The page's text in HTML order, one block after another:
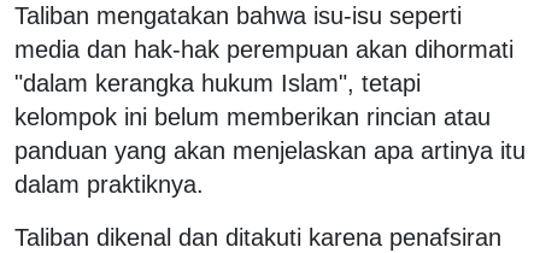
Taliban mengatakan bahwa isu-isu seperti
media dan hak-hak perempuan akan dihormati
"dalam kerangka hukum Islam", tetapi
kelompok ini belum memberikan rincian atau
panduan yang akan menjelaskan apa artinya itu
dalam praktiknya.
Taliban dikenal dan ditakuti karena penafsiran